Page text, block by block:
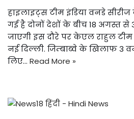
हाइलाइट्स टीम इंडिया वनडे
गई है दोनों देशों के बीच 18 अगस्त
जाएगी इस दौरे पर केएल राहुल
नई दिल्ली. जिम्बाब्वे के खिलाफ 3
लिए… Read More »